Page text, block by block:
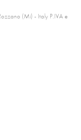
(Mi) - Italy P.IVA e